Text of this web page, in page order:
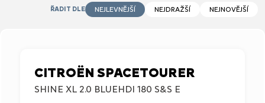
ŘADIT DLE NEJLEVNĚJŠÍ NEJDRAŽŠÍ NEJNOVĚJŠÍ
CITROËN SPACETOURER
SHINE XL 2.0 BLUEHDI 180 S&S E